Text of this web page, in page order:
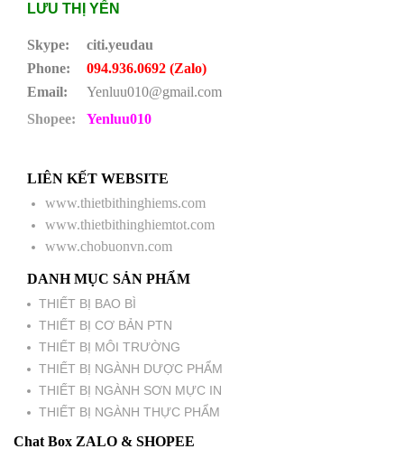
LƯU THỊ YẾN
Skype:
citi.yeudau
Phone:
094.936.0692 (Zalo)
Email:
Yenluu010@gmail.com
Shopee:
Yenluu010
LIÊN KẾT WEBSITE
www.thietbithinghiems.com
www.thietbithinghiemtot.com
www.chobuonvn.com
DANH MỤC SẢN PHẨM
THIẾT BỊ BAO BÌ
THIẾT BỊ CƠ BẢN PTN
THIẾT BỊ MÔI TRƯỜNG
THIẾT BỊ NGÀNH DƯỢC PHẨM
THIẾT BỊ NGÀNH SƠN MỰC IN
THIẾT BỊ NGÀNH THỰC PHẨM
Chat Box ZALO & SHOPEE